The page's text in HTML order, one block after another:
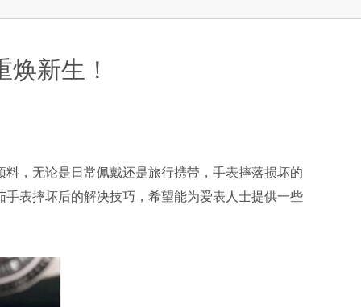
新生！
，无论是日常佩戴还是旅行携带，手表摔落损坏的
表摔坏后的解决技巧，希望能为爱表人士提供一些